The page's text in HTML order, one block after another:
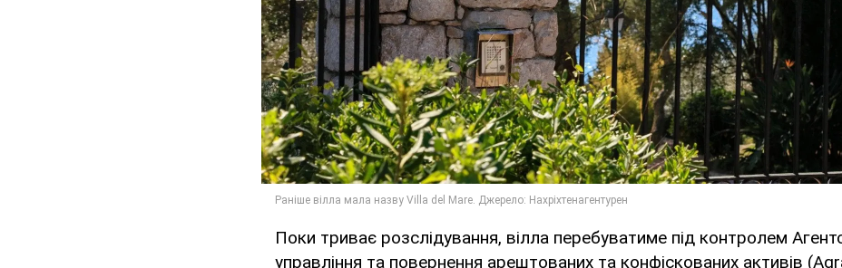
Поки триває розслідування, вілла перебуватиме під контролем
управління та повернення арештованих та конфіскованих активів